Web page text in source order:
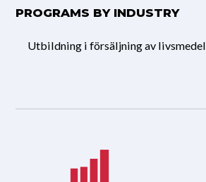
PROGRAMS BY INDUSTRY
Utbildning i försäljning av livsmedel